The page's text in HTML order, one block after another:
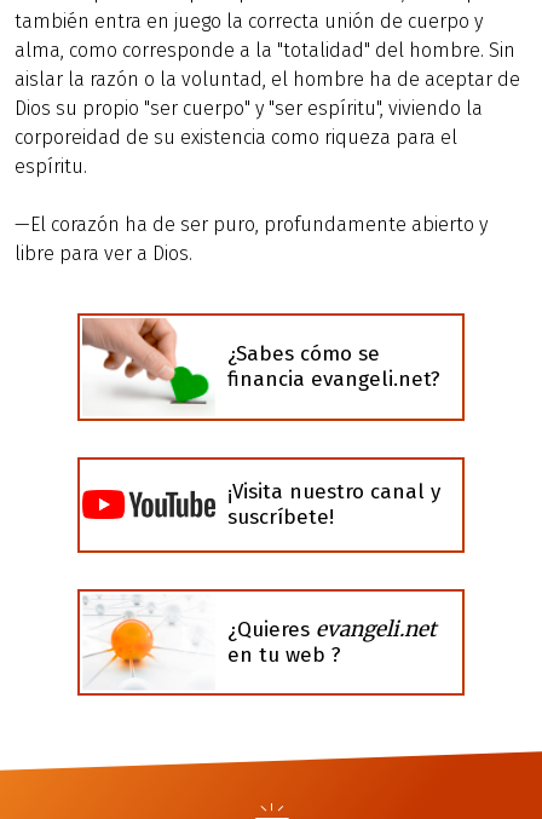
también entra en juego la correcta unión de cuerpo y
alma, como corresponde a la "totalidad" del hombre. Sin
aislar la razón o la voluntad, el hombre ha de aceptar de
Dios su propio "ser cuerpo" y "ser espíritu", viviendo la
corporeidad de su existencia como riqueza para el
espíritu.
—El corazón ha de ser puro, profundamente abierto y
libre para ver a Dios.
¿Sabes cómo se
financia evangeli.net?
¡Visita nuestro canal y
suscríbete!
¿Quieres evangeli.net
en tu web ?